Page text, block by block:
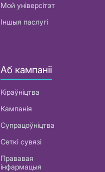
Мой універсітэт
Іншыя паслугі
Аб кампаніі
Кіраўніцтва
Кампанія
Супрацоўніцтва
Сеткі сувязі
Прававая
інфармацыя